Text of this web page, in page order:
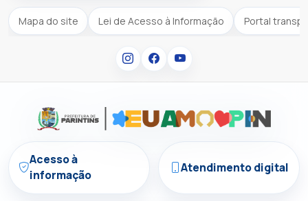
Mapa do site Lei de Acesso à Informação Portal
Acesso à
informação
Atendimento digital